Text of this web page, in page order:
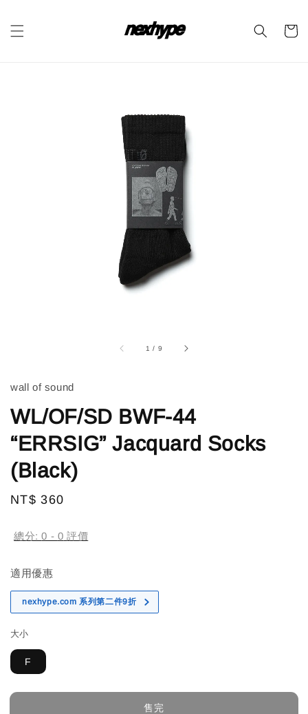
1 / 9
wall of sound
WL/OF/SD BWF-44
“ERRSIG” Jacquard Socks
(Black)
Regular
NT$ 360
總分:0 - 0 評價
適用優惠
nexhype.com 系列第二件9折
大小
F
售完